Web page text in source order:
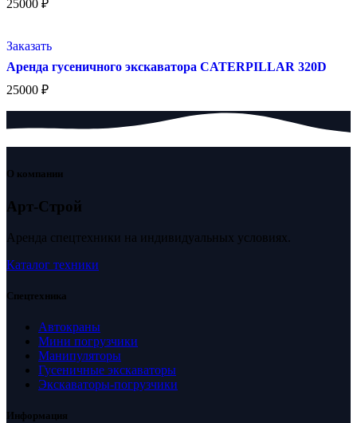
25000 ₽
Заказать
Аренда гусеничного экскаватора CATERPILLAR 320D
25000 ₽
О компании
Арт-Строй
Аренда спецтехники на индивидуальных условиях.
Каталог техники
Спецтехника
Автокраны
Мини погрузчики
Манипуляторы
Гусеничные экскаваторы
Экскаваторы-погрузчики
Информация